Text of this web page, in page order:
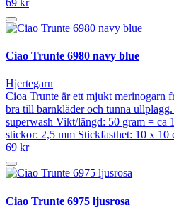
69 kr
Ciao Trunte 6980 navy blue
Hjertegarn
Cioa Trunte är ett mjukt merinogarn
bra till barnkläder och tunna
superwash Vikt/längd: 50 gram = ca
stickor: 2,5 mm Stickfasthet: 10 x
69 kr
Ciao Trunte 6975 ljusrosa